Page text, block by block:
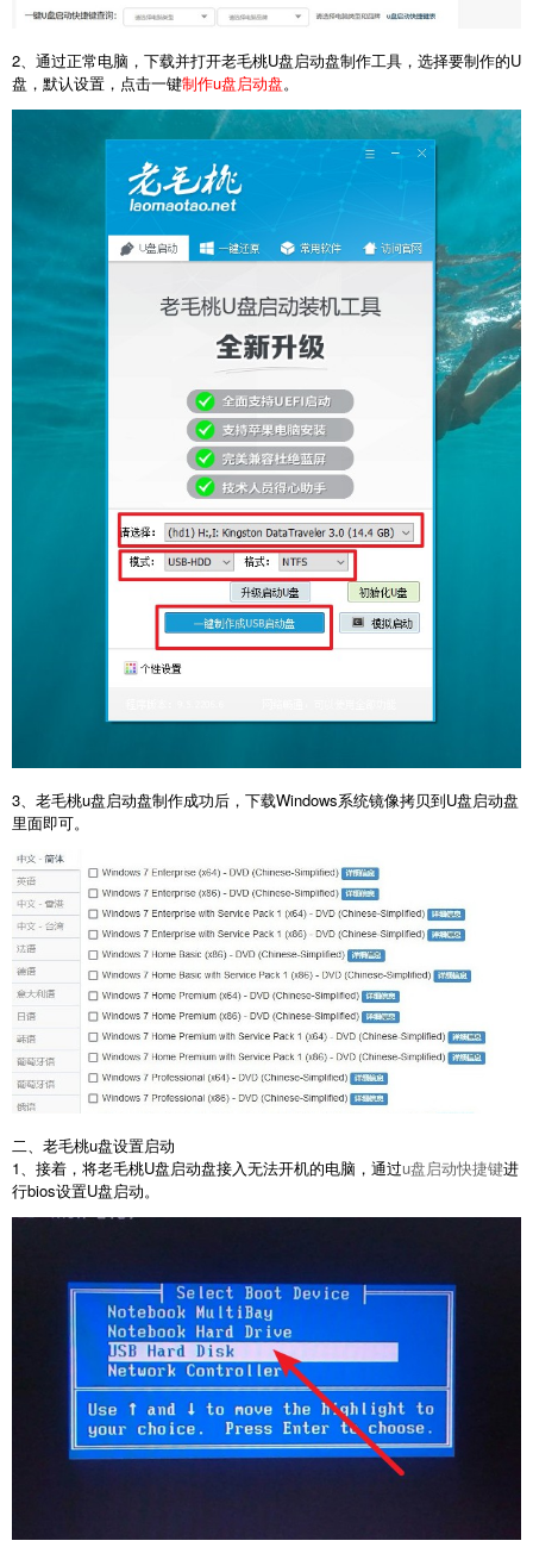
2、通过正常电脑，下载并打开老毛桃U盘启动盘制作工具，选择要制作的U
盘，默认设置，点击一键制作u盘启动盘。
3、老毛桃u盘启动盘制作成功后，下载Windows系统镜像拷贝到U盘启动盘
里面即可。
二、老毛桃u盘设置启动
1、接着，将老毛桃U盘启动盘接入无法开机的电脑，通过u盘启动快捷键进
行bios设置U盘启动。